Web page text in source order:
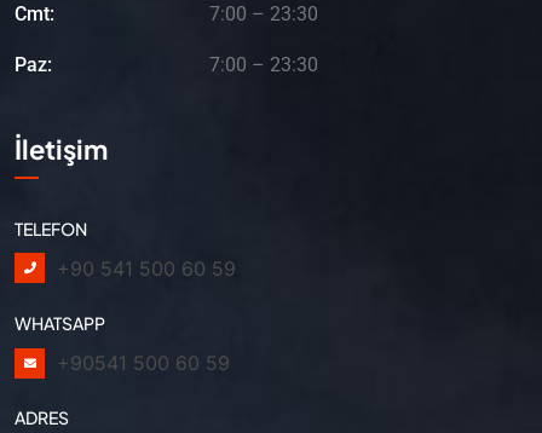
Cmt: 7:00 – 23:30
Paz: 7:00 – 23:30
İletişim
TELEFON
+90 541 500 60 59
WHATSAPP
+90541 500 60 59
ADRES